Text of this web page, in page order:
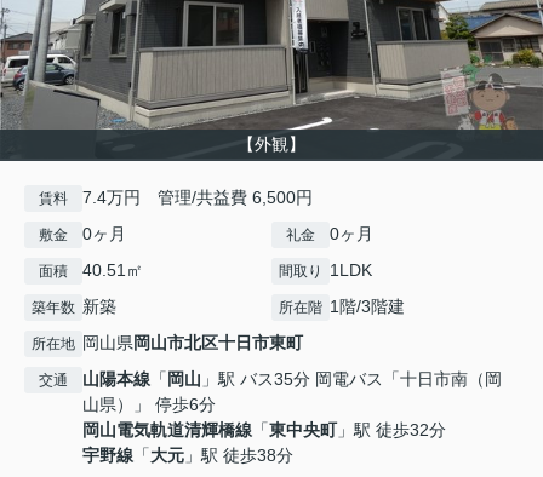
【外観】
賃料 7.4万円 管理/共益費 6,500円
敷金 0ヶ月 礼金 0ヶ月
面積 40.51㎡ 間取り 1LDK
築年数 新築 所在階 1階/3階建
所在地 岡山県岡山市北区十日市東町
交通 山陽本線 「 岡山 」駅 バス35分 岡電バス「十日市南（岡
山県）」 停歩6分
岡山電気軌道清輝橋線 「東中央町」駅 徒歩32分
宇野線 「大元 」駅 徒歩38分